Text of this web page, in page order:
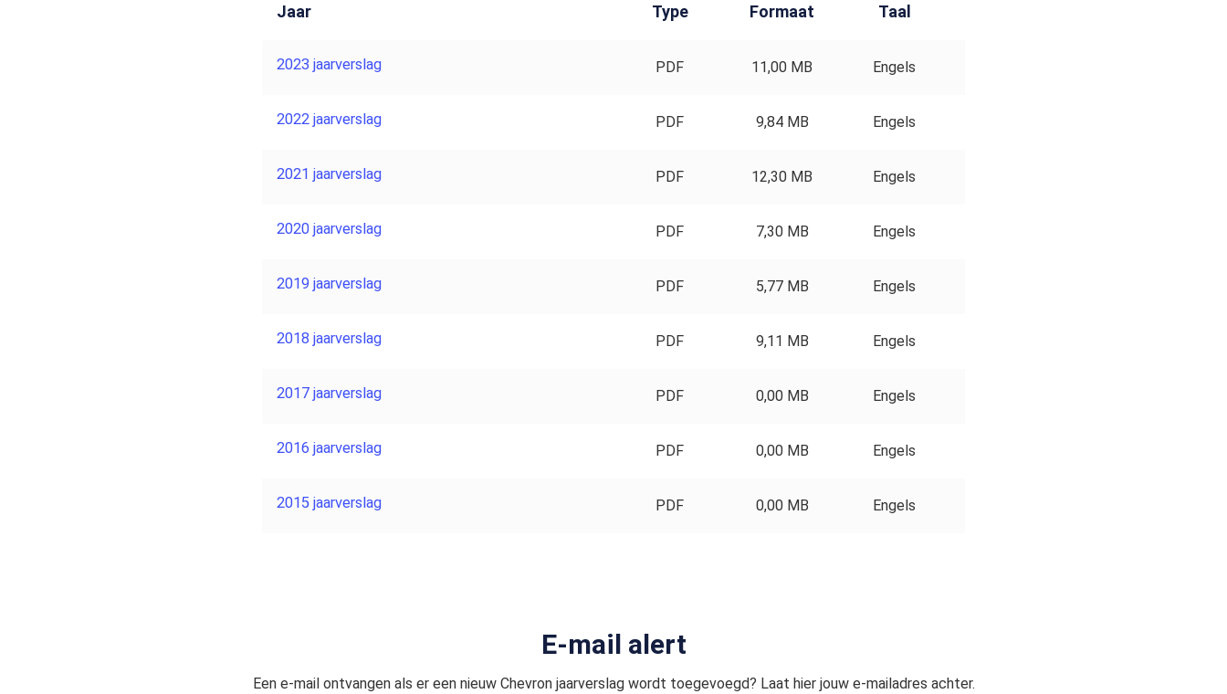
Jaar Type Formaat Taal
2023 jaarverslag PDF 11,00 MB Engels
2022 jaarverslag PDF 9,84 MB Engels
2021 jaarverslag PDF 12,30 MB Engels
2020 jaarverslag PDF 7,30 MB Engels
2019 jaarverslag PDF 5,77 MB Engels
2018 jaarverslag PDF 9,11 MB Engels
2017 jaarverslag PDF 0,00 MB Engels
2016 jaarverslag PDF 0,00 MB Engels
2015 jaarverslag PDF 0,00 MB Engels
E-mail alert
Een e-mail ontvangen als er een nieuw Chevron jaarverslag wordt toegevoegd? Laat hier jouw e-mailadres achter.